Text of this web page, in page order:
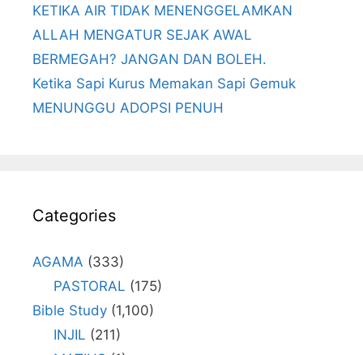
KETIKA AIR TIDAK MENENGGELAMKAN
ALLAH MENGATUR SEJAK AWAL
BERMEGAH? JANGAN DAN BOLEH.
Ketika Sapi Kurus Memakan Sapi Gemuk
MENUNGGU ADOPSI PENUH
Categories
AGAMA (333)
PASTORAL (175)
Bible Study (1,100)
INJIL (211)